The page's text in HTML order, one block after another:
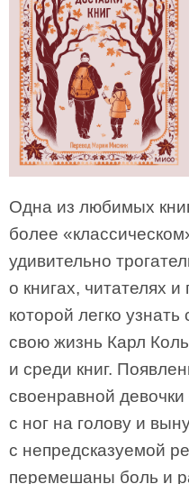
Одна из любимых
более
удивительно
о книгах, читателях и
которой легко
свою жизнь Карл
и среди книг.
своенравной
с ног на голову и
с непредсказуемой
перемешаны боль и